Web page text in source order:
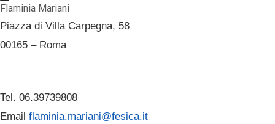
Flaminia Mariani
Piazza di Villa Carpegna, 58
00165 – Roma
Tel. 06.39739808
Email flaminia.mariani@fesica.it